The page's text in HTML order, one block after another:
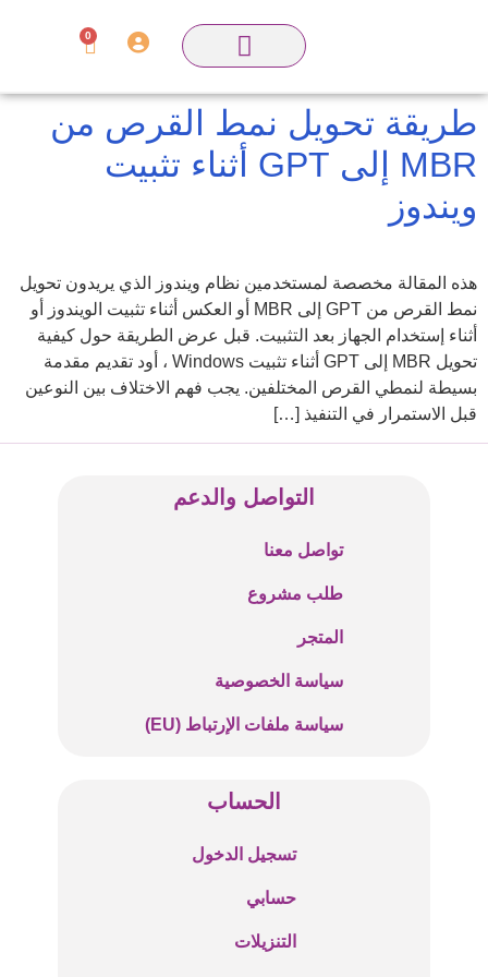
0
طريقة تحويل نمط القرص من
MBR إلى GPT أثناء تثبيت
ويندوز
هذه المقالة مخصصة لمستخدمين نظام ويندوز الذي يريدون تحويل
نمط القرص من GPT إلى MBR أو العكس أثناء تثبيت الويندوز أو
أثناء إستخدام الجهاز بعد التثبيت. قبل عرض الطريقة حول كيفية
تحويل MBR إلى GPT أثناء تثبيت Windows ، أود تقديم مقدمة
بسيطة لنمطي القرص المختلفين. يجب فهم الاختلاف بين النوعين
قبل الاستمرار في التنفيذ […]
التواصل والدعم
تواصل معنا
طلب مشروع
المتجر
سياسة الخصوصية
سياسة ملفات الإرتباط (EU)
الحساب
تسجيل الدخول
حسابي
التنزيلات